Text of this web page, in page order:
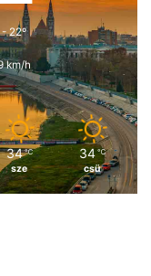
22º
km/h
34 ℃
sze
34 ℃
csü